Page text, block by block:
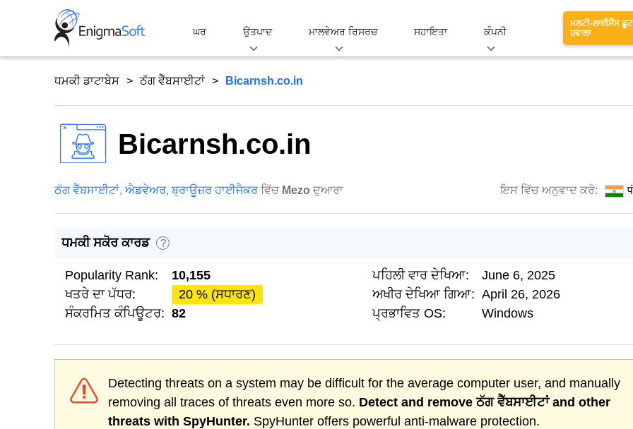
ਘਰ ਉਤਪਾਦ ਮਾਲਵੇਅਰ ਰਿਸਰਚ ਸਹਾਇਤਾ ਕੰਪਨੀ
ਮਲਟੀ-ਲਾਈਸੈਂਸ ਛੂਟ
ਹਵਾਲਾ
ਧਮਕੀ ਡਾਟਾਬੇਸ ਠੱਗ ਵੈੱਬਸਾਈਟਾਂ Bicarnsh.co.in
Bicarnsh.co.in
ਠੱਗ ਵੈੱਬਸਾਈਟਾਂ, ਐਡਵੇਅਰ,ਬ੍ਰਾਊਜ਼ਰ ਹਾਈਜੈਕਰ ਵਿੱਚ Mezo ਦੁਆਰਾ ਇਸ ਵਿੱਚ ਅਨੁਵਾਦ ਕਰੋ:
ਧਮਕੀ ਸਕੋਰ ਕਾਰਡ ?
Popularity Rank:
10,155
ਖਤਰੇ ਦਾ ਪੱਧਰ:
20 % (ਸਧਾਰਣ)
ਸੰਕਰਮਿਤ ਕੰਪਿਊਟਰ: 82
ਪਹਿਲੀ ਵਾਰ ਦੇਖਿਆ:
June 6, 2025
ਅਖੀਰ ਦੇਖਿਆ ਗਿਆ: April 26, 2026
ਪ੍ਰਭਾਵਿਤ OS:
Windows
Detecting threats on a system may be difficult for the average computer user, and manually
removing all traces of threats even more so. Detect and removeਠੱਗ ਵੈੱਬਸਾਈਟਾਂand other
threats with SpyHunter. SpyHunter offers powerful anti-malware protection.